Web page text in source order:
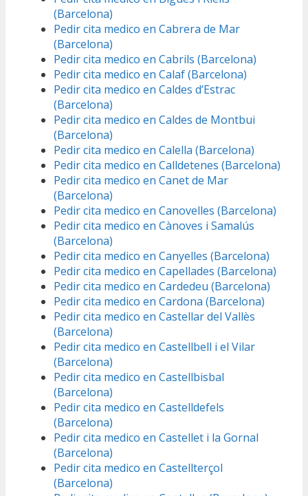
(Barcelona)
Pedir cita medico en Cabrera de Mar
(Barcelona)
Pedir cita medico en Cabrils (Barcelona)
Pedir cita medico en Calaf (Barcelona)
Pedir cita medico en Caldes d’Estrac
(Barcelona)
Pedir cita medico en Caldes de Montbui
(Barcelona)
Pedir cita medico en Calella (Barcelona)
Pedir cita medico en Calldetenes (Barcelona)
Pedir cita medico en Canet de Mar
(Barcelona)
Pedir cita medico en Canovelles (Barcelona)
Pedir cita medico en Cànoves i Samalús
(Barcelona)
Pedir cita medico en Canyelles (Barcelona)
Pedir cita medico en Capellades (Barcelona)
Pedir cita medico en Cardedeu (Barcelona)
Pedir cita medico en Cardona (Barcelona)
Pedir cita medico en Castellar del Vallès
(Barcelona)
Pedir cita medico en Castellbell i el Vilar
(Barcelona)
Pedir cita medico en Castellbisbal
(Barcelona)
Pedir cita medico en Castelldefels
(Barcelona)
Pedir cita medico en Castellet i la Gornal
(Barcelona)
Pedir cita medico en Castellterçol
(Barcelona)